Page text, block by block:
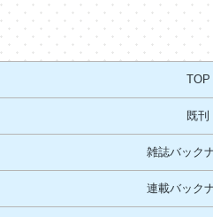
TOP
既刊
雑誌バック
連載バック